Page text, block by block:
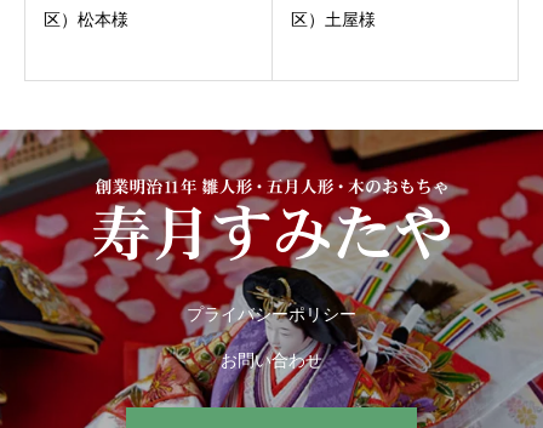
区）松本様
区）土屋様
プライバシーポリシー
お問い合わせ